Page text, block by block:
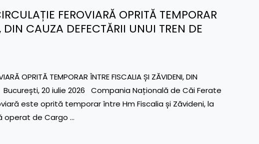
FEROVIARĂ OPRITĂ TEMPORAR
CAUZA DEFECTĂRII UNUI TREN DE
OPRITĂ TEMPORAR ÎNTRE FISCALIA ȘI ZĂVIDENI, DIN
București, 20 iulie 2026 Compania Națională de Căi Ferate
este oprită temporar între Hm Fiscalia și Zăvideni, la
operat de Cargo …